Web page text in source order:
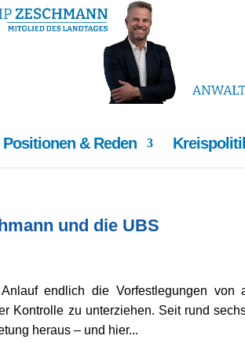
Positionen & Reden
und die UBS
endlich die Vorfestlegungen von
Kontrolle zu unterziehen. Seit rund
heraus – und hier...